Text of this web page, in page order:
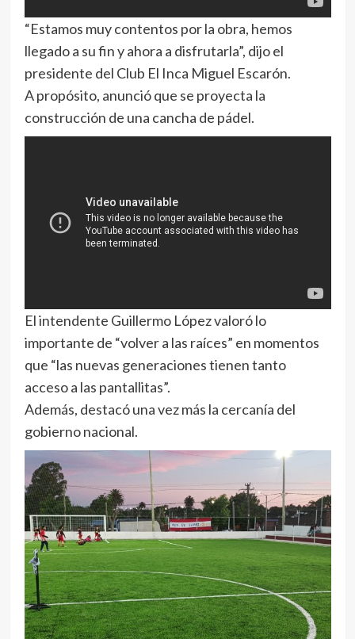
“Estamos muy contentos por la obra, hemos
llegado a su fin y ahora a disfrutarla”, dijo el
presidente del Club El Inca Miguel Escarón.
A propósito, anunció que se proyecta la
construcción de una cancha de pádel.
El intendente Guillermo López valoró lo
importante de “volver a las raíces” en momentos
que “las nuevas generaciones tienen tanto
acceso a las pantallitas”.
Además, destacó una vez más la cercanía del
gobierno nacional.